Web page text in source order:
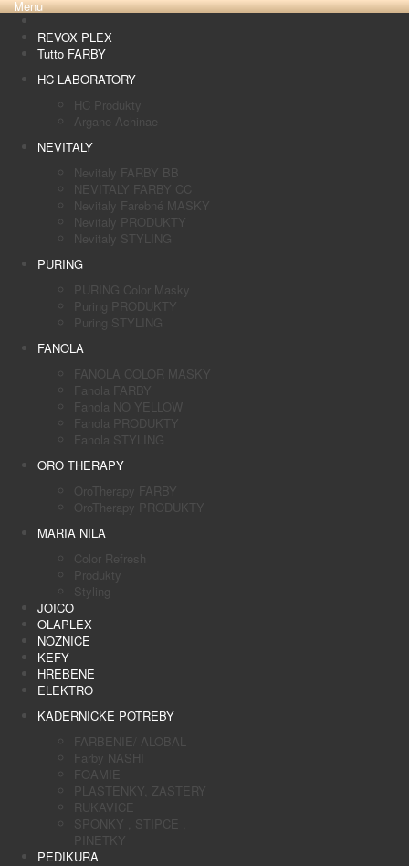
Menu
REVOX PLEX
Tutto FARBY
HC LABORATORY
HC Produkty
Argane Achinae
NEVITALY
Nevitaly FARBY BB
NEVITALY FARBY CC
Nevitaly Farebné MASKY
Nevitaly PRODUKTY
Nevitaly STYLING
PURING
PURING Color Masky
Puring PRODUKTY
Puring STYLING
FANOLA
FANOLA COLOR MASKY
Fanola FARBY
Fanola NO YELLOW
Fanola PRODUKTY
Fanola STYLING
ORO THERAPY
OroTherapy FARBY
OroTherapy PRODUKTY
MARIA NILA
Color Refresh
Produkty
Styling
JOICO
OLAPLEX
NOZNICE
KEFY
HREBENE
ELEKTRO
KADERNICKE POTREBY
FARBENIE/ ALOBAL
Farby NASHI
FOAMIE
PLASTENKY, ZASTERY
RUKAVICE
SPONKY , STIPCE ,
PINETKY
PEDIKURA